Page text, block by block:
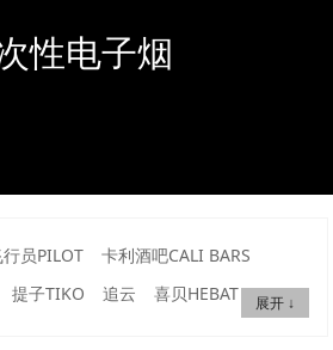
性电子烟
行员PILOT
卡利酒吧CALI BARS
提子TIKO 追云
喜贝HEBAT
展开 ↓